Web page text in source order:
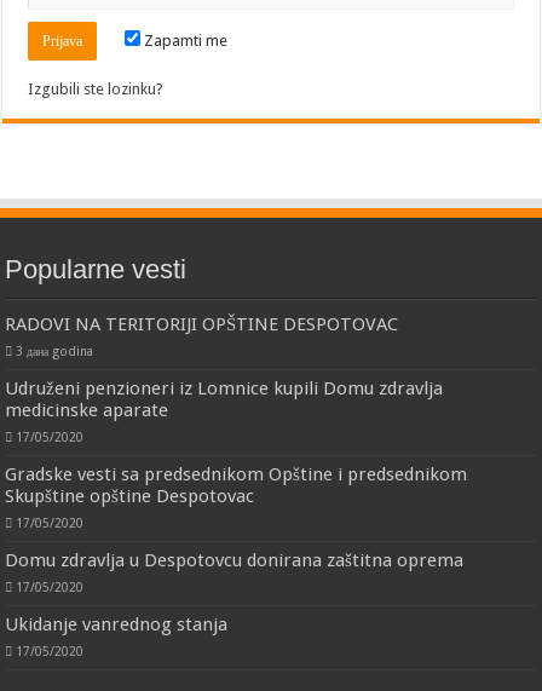
Zapamti me
Izgubili ste lozinku?
Popularne vesti
RADOVI NA TERITORIJI OPŠTINE DESPOTOVAC
3 дана godina
Udruženi penzioneri iz Lomnice kupili Domu zdravlja
medicinske aparate
17/05/2020
Gradske vesti sa predsednikom Opštine i predsednikom
Skupštine opštine Despotovac
17/05/2020
Domu zdravlja u Despotovcu donirana zaštitna oprema
17/05/2020
Ukidanje vanrednog stanja
17/05/2020